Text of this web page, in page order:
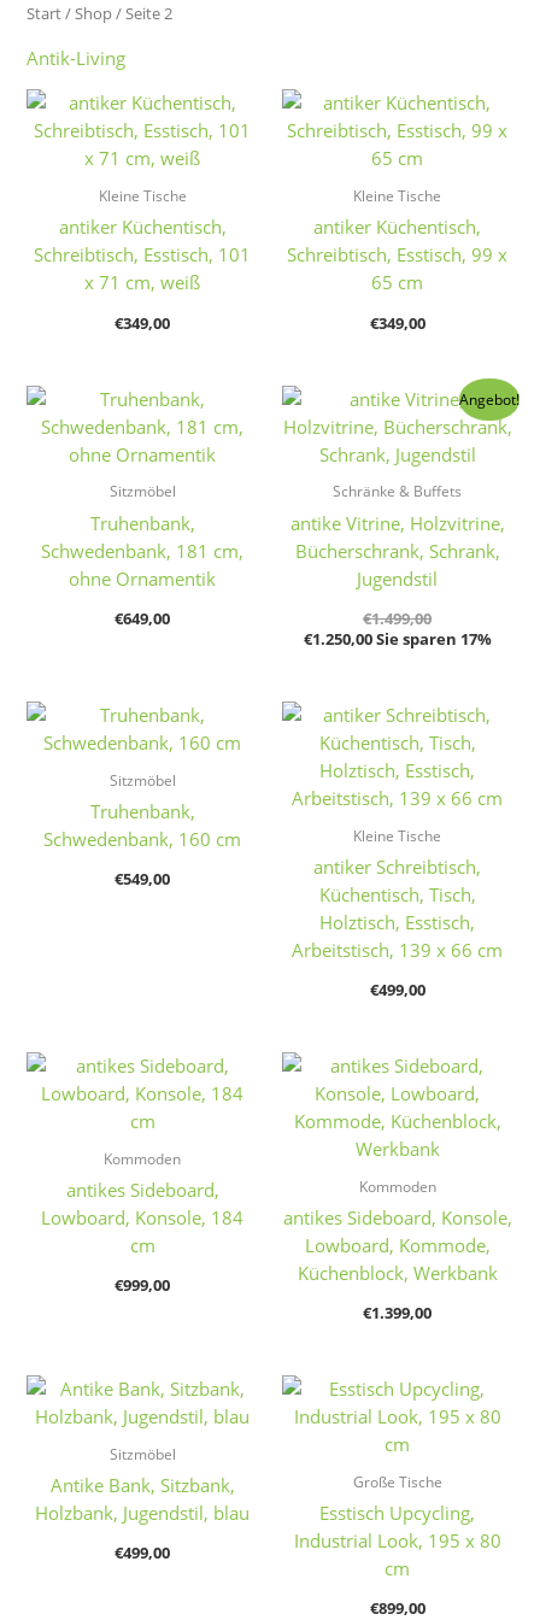
Start/Shop/ Seite 2
Antik-Living
Kleine Tische
antiker Küchentisch,
Schreibtisch, Esstisch, 101
x 71 cm, weiß
€349,00
Kleine Tische
antiker Küchentisch,
Schreibtisch, Esstisch, 99 x
65 cm
€349,00
Sitzmöbel
Truhenbank,
Schwedenbank, 181 cm,
ohne Ornamentik
€649,00
Angebot!
Schränke & Buffets
antike Vitrine, Holzvitrine,
Bücherschrank, Schrank,
Jugendstil
€1.499,00
€1.250,00Sie sparen 17%
Sitzmöbel
Truhenbank,
Schwedenbank, 160 cm
€549,00
Kleine Tische
antiker Schreibtisch,
Küchentisch, Tisch,
Holztisch, Esstisch,
Arbeitstisch, 139 x 66 cm
€499,00
Kommoden
antikes Sideboard,
Lowboard, Konsole, 184
cm
€999,00
Kommoden
antikes Sideboard, Konsole,
Lowboard, Kommode,
Küchenblock, Werkbank
€1.399,00
Sitzmöbel
Antike Bank, Sitzbank,
Holzbank, Jugendstil, blau
€499,00
Große Tische
Esstisch Upcycling,
Industrial Look, 195 x 80
cm
€899,00